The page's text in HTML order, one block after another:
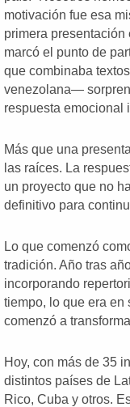
motivación fue esa
primera
marcó el punto de
que combinaba
venezolana—
respuesta emocional
Más que una
las raíces. La
un proyecto que no
definitivo para
Lo que comenzó
tradición. Año tras
incorporando
tiempo, lo que era en
comenzó a
Hoy, con más de 35
distintos países de
Rico, Cuba y otros.